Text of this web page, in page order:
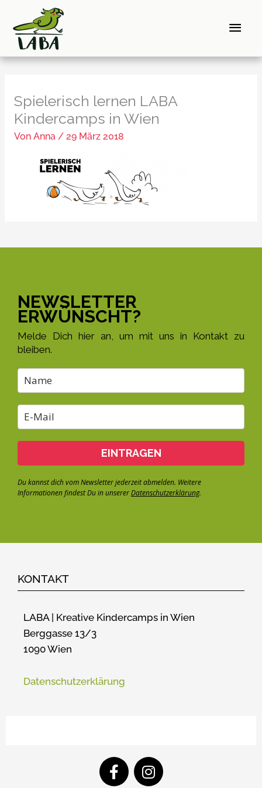
Inhalt
springen
Spielerisch lernen LABA
Kindercamps in Wien
Von Anna / 29 März 2018
NEWSLETTER
ERWÜNSCHT?
Melde Dich hier an, um mit uns in Kontakt zu
bleiben.
EINTRAGEN
Du kannst dich vom Newsletter jederzeit abmelden. Weitere
Informationen findest Du in unsererDatenschutzerklärung.
KONTAKT
LABA | Kreative Kindercamps in Wien
Berggasse 13/3
1090 Wien
Datenschutzerklärung
F
a
I
n